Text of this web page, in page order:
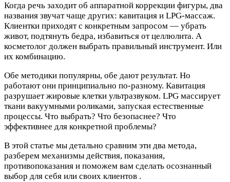
Когда речь заходит об аппаратной коррекции фигуры, два
названия звучат чаще других: кавитация и LPG-массаж.
Клиентки приходят с конкретным запросом — убрать
живот, подтянуть бедра, избавиться от целлюлита. А
косметолог должен выбрать правильный инструмент. Или
их комбинацию.
Обе методики популярны, обе дают результат. Но
работают они принципиально по-разному. Кавитация
разрушает жировые клетки ультразвуком. LPG массирует
ткани вакуумными роликами, запуская естественные
процессы. Что выбрать? Что безопаснее? Что
эффективнее для конкретной проблемы?
В этой статье мы детально сравним эти два метода,
разберем механизмы действия, показания,
противопоказания и поможем вам сделать осознанный
выбор для себя или своих клиентов .